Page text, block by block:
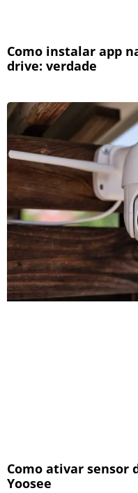
Como instalar app
drive: verdade
Como ativar sensor
Yoosee